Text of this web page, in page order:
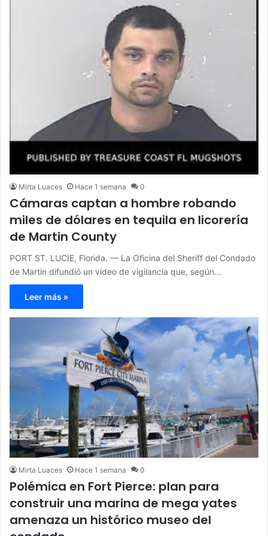
Mirta Luaces Hace 1 semana 0
Cámaras captan a hombre robando
miles de dólares en tequila en licorería
de Martin County
PORT ST. LUCIE, Florida. — La Oficina del Sheriff del Condado
de Martin difundió un video de vigilancia que, según…
Leer más »
Mirta Luaces Hace 1 semana 0
Polémica en Fort Pierce: plan para
construir una marina de mega yates
amenaza un histórico museo del